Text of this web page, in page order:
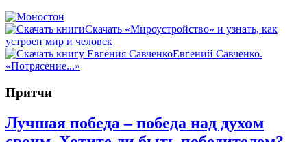
Скачать «Мироустройство» и узнать, как
устроен мир и человек
Евгений Савченко.
«Потрясение...»
Притчи
Лучшая победа – победа над духом